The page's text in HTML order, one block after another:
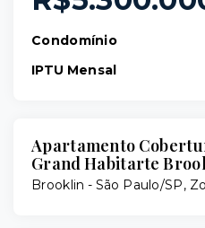
Condomínio
IPTU Mensal
Apartamento
Grand Habitarte
Brooklin - São Paulo/SP,